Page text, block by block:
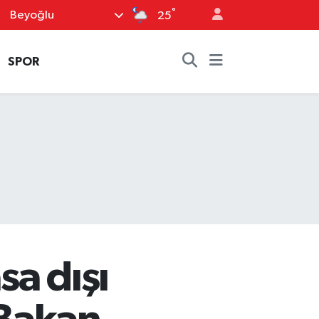
Beyoğlu 25°
SPOR
dışı